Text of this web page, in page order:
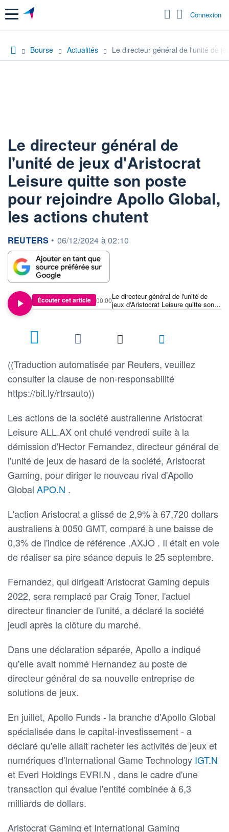
Menu Connexion
Bourse Actualités Le directeur général de l'unité de
Le directeur général de
l'unité de jeux d'Aristocrat
Leisure quitte son poste
pour rejoindre Apollo Global,
les actions chutent
information fournie par
REUTERS • 06/12/2024 à 02:10
Écouter cet article
Le directeur général de l'unité de
jeux d'Aristocrat Leisure quitte son
poste pour rejoindre Apollo Global,
00:00
((Traduction automatisée par Reuters, veuillez
consulter la clause de non-responsabilité
https://bit.ly/rtrsauto))
Les actions de la société australienne Aristocrat
Leisure ALL.AX ont chuté vendredi suite à la
démission d'Hector Fernandez, directeur général de
l'unité de jeux de hasard de la société, Aristocrat
Gaming, pour diriger le nouveau rival d'Apollo
Global APO.N .
L'action Aristocrat a glissé de 2,9% à 67,720 dollars
australiens à 0050 GMT, comparé à une baisse de
0,3% de l'indice de référence .AXJO . Il était en voie
de réaliser sa pire séance depuis le 25 septembre.
Fernandez, qui dirigeait Aristocrat Gaming depuis
2022, sera remplacé par Craig Toner, l'actuel
directeur financier de l'unité, a déclaré la société
jeudi après la clôture du marché.
Dans une déclaration séparée, Apollo a indiqué
qu'elle avait nommé Hernandez au poste de
directeur général de sa nouvelle entreprise de
solutions de jeux.
En juillet, Apollo Funds - la branche d'Apollo Global
spécialisée dans le capital-investissement - a
déclaré qu'elle allait racheter les activités de jeux et
numériques d'International Game Technology IGT.N
et Everi Holdings EVRI.N , dans le cadre d'une
transaction qui évalue l'entité combinée à 6,3
milliards de dollars.
Aristocrat Gaming et International Gaming